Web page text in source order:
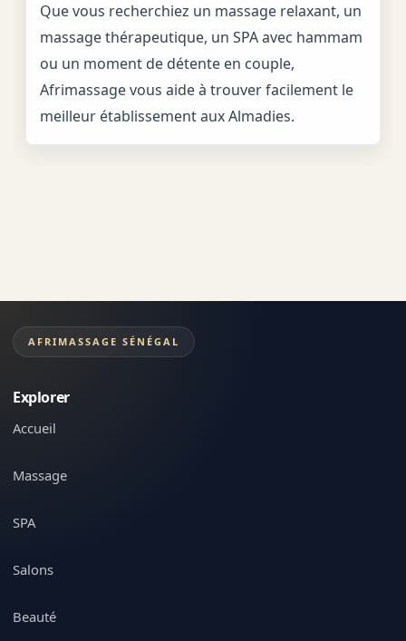
Que vous recherchiez un massage relaxant, un
massage thérapeutique, un SPA avec hammam
ou un moment de détente en couple,
Afrimassage vous aide à trouver facilement le
meilleur établissement aux Almadies.
AFRIMASSAGE SÉNÉGAL
Explorer
Accueil
Massage
SPA
Salons
Beauté